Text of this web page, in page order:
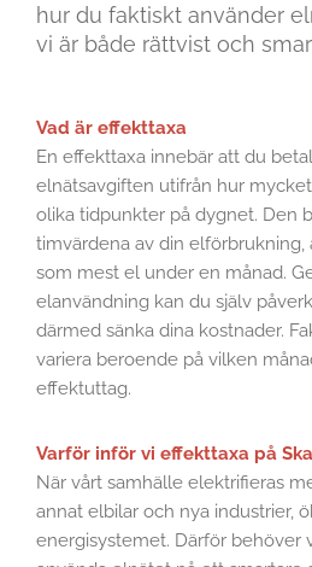
hur du faktiskt använder
vi är både rättvist och
Vad är effekttaxa
En effekttaxa innebär att du
elnätsavgiften utifrån hur
olika tidpunkter på dygnet. Den
timvärdena av din elförbrukning,
som mest el under en månad.
elanvändning kan du själv
därmed sänka dina kostnader.
variera beroende på vilken
effektuttag.
Varför inför vi effekttaxa på
När vårt samhälle elektrifieras
annat elbilar och nya industrier,
energisystemet. Därför behöver